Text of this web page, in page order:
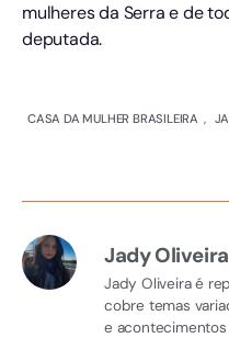
mulheres da Serra e de
deputada.
CASA DA MULHER BRASILEIRA ,
Jady Oliveira
Jady Oliveira é
cobre temas
e acontecimentos